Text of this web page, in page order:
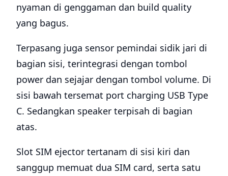
nyaman di genggaman dan build quality
yang bagus.
Terpasang juga sensor pemindai sidik jari di
bagian sisi, terintegrasi dengan tombol
power dan sejajar dengan tombol volume. Di
sisi bawah tersemat port charging USB Type
C. Sedangkan speaker terpisah di bagian
atas.
Slot SIM ejector tertanam di sisi kiri dan
sanggup memuat dua SIM card, serta satu